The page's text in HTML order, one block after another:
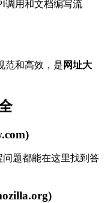
调用和文档编写流
范和高效，是 网址大
题都能在这里找到答